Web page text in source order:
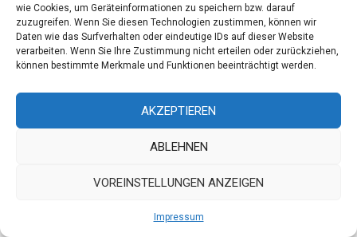
wie Cookies, um Geräteinformationen zu speichern bzw. darauf
zuzugreifen. Wenn Sie diesen Technologien zustimmen, können wir
Daten wie das Surfverhalten oder eindeutige IDs auf dieser Website
verarbeiten. Wenn Sie Ihre Zustimmung nicht erteilen oder zurückziehen,
können bestimmte Merkmale und Funktionen beeinträchtigt werden.
AKZEPTIEREN
ABLEHNEN
VOREINSTELLUNGEN ANZEIGEN
Impressum
Pariser Mädchenhaftigkeit verbindet sich mit
dem derben Chic Berlins, so lautet die
Selbstdefinition des Labels. Das ist C’est tout –
immer unschuldig und düster zugleich. Ein
Zusammenspiel von Materialien, die
unterschiedlicher nicht sein können und dennoch